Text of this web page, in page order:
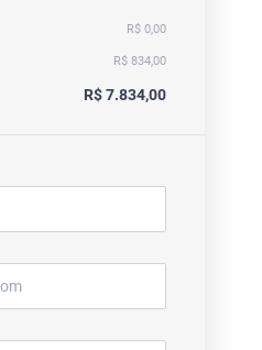
R$ 0,00
R$ 834,00
R$ 7.834,00